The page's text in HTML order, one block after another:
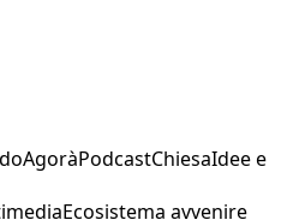
AgoràPodcastChiesaIdee e
Ecosistema avvenire